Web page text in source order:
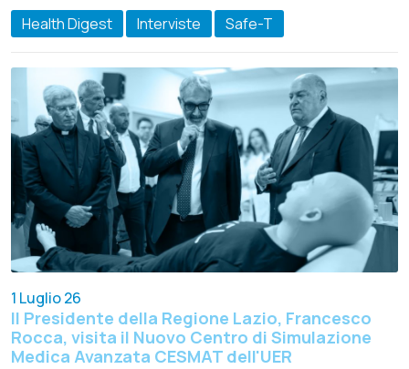
Health Digest Interviste Safe-T
1 Luglio 26
Il Presidente della Regione Lazio, Francesco
Rocca, visita il Nuovo Centro di Simulazione
Medica Avanzata CESMAT dell'UER